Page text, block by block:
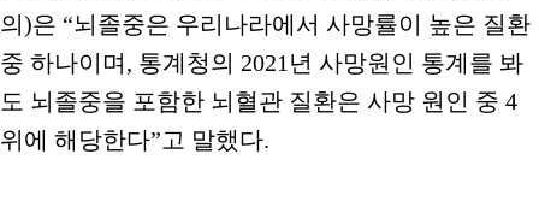
의)은 “뇌졸중은 우리나라에서 사망률이 높은 질환
중 하나이며, 통계청의 2021년 사망원인 통계를 봐
도 뇌졸중을 포함한 뇌혈관 질환은 사망 원인 중 4
위에 해당한다”고 말했다.